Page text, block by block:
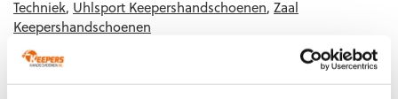
Techniek, Uhlsport Keepershandschoenen, Zaal
Keepershandschoenen